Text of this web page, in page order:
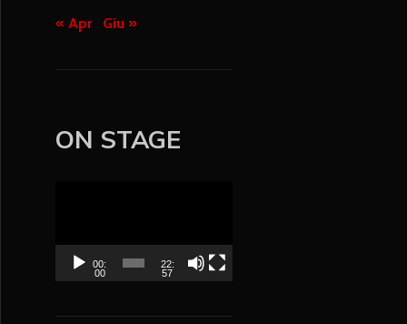
« Apr Giu »
ON STAGE
o
00:
00
22:
57